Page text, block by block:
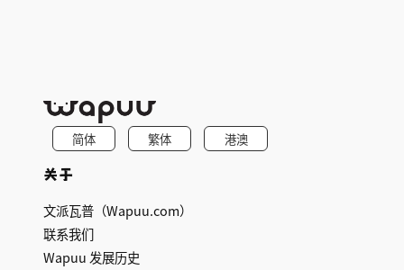
简体 繁体 港澳
关于
文派瓦普（Wapuu.com）
联系我们
Wapuu 发展历史